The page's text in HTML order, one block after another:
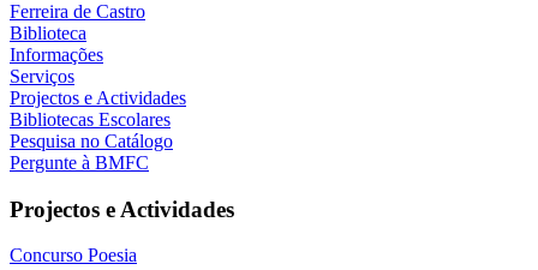
Ferreira de Castro
Biblioteca
Informações
Serviços
Projectos e Actividades
Bibliotecas Escolares
Pesquisa no Catálogo
Pergunte à BMFC
Projectos e Actividades
Concurso Poesia